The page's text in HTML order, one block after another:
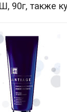
90г, также